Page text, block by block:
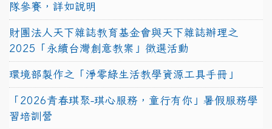
隊參賽，詳如說明
財團法人天下雜誌教育基金會與天下雜誌辦理之
2025「永續台灣創意教案」徵選活動
環境部製作之「淨零綠生活教學資源工具手冊」
「2026青春琪聚-琪心服務，童行有你」暑假服務學
習培訓營